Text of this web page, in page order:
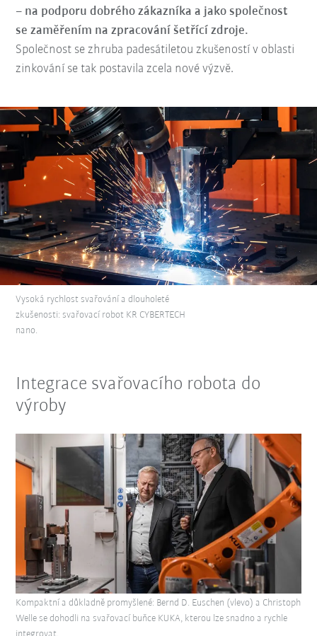
– na podporu dobrého zákazníka a jako společnost
se zaměřením na zpracování šetřící zdroje.
Společnost se zhruba padesátiletou zkušeností v oblasti
zinkování se tak postavila zcela nové výzvě.
Vysoká rychlost svařování a dlouholeté
zkušenosti: svařovací robot KR CYBERTECH
nano.
Integrace svařovacího robota do
výroby
Kompaktní a důkladně promyšlené: Bernd D. Euschen (vlevo) a Christoph
Welle se dohodli na svařovací buňce KUKA, kterou lze snadno a rychle